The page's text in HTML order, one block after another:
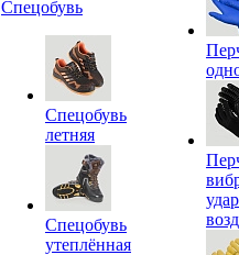
Спецобувь
Спецобувь
летняя
Спецобувь
утеплённая